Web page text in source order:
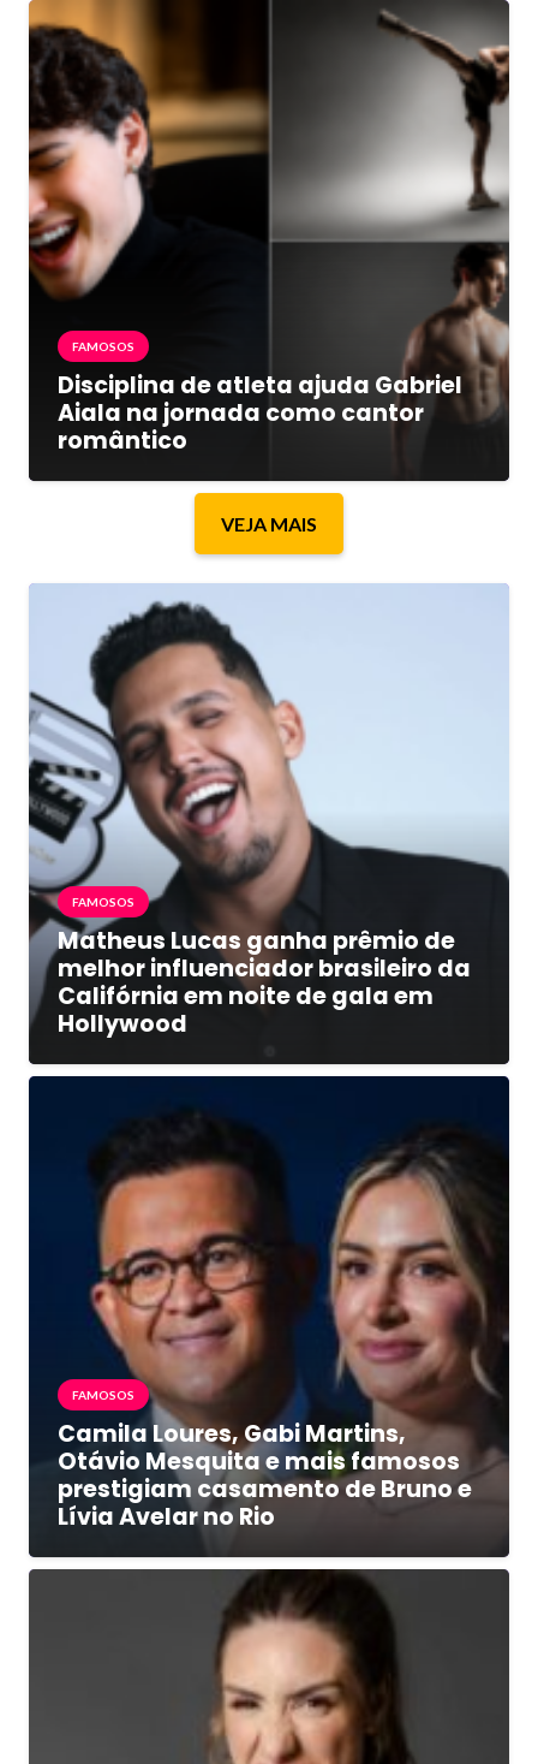
FAMOSOS
Disciplina de atleta ajuda Gabriel
Aiala na jornada como cantor
romântico
VEJA MAIS
FAMOSOS
Matheus Lucas ganha prêmio de
melhor influenciador brasileiro da
Califórnia em noite de gala em
Hollywood
FAMOSOS
Camila Loures, Gabi Martins,
Otávio Mesquita e mais famosos
prestigiam casamento de Bruno e
Lívia Avelar no Rio